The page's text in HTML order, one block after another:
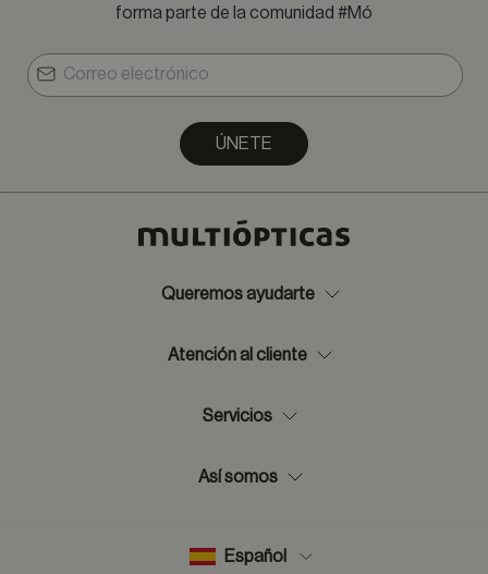
forma parte de la comunidad #Mó
ÚNETE
Queremos ayudarte
Atención al cliente
Servicios
Así somos
Español